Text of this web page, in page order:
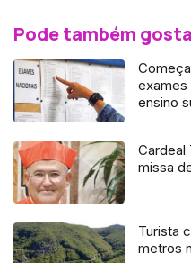
Pode também
exames
ensino
Cardeal
missa
Turista
metros